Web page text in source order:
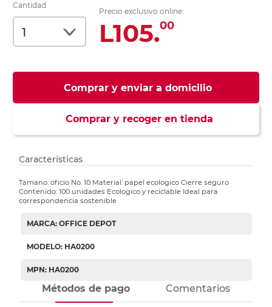
Cantidad
Precio exclusivo online:
L105.00
Comprar y enviar a domicilio
Comprar y recoger en tienda
Características
Tamano: oficio No. 10 Material: papel ecologico Cierre seguro
Contenido: 100 unidades Ecologico y reciclable Ideal para
correspondencia sostenible
MARCA: OFFICE DEPOT
MODELO: HA0200
MPN: HA0200
Métodos de pago Comentarios